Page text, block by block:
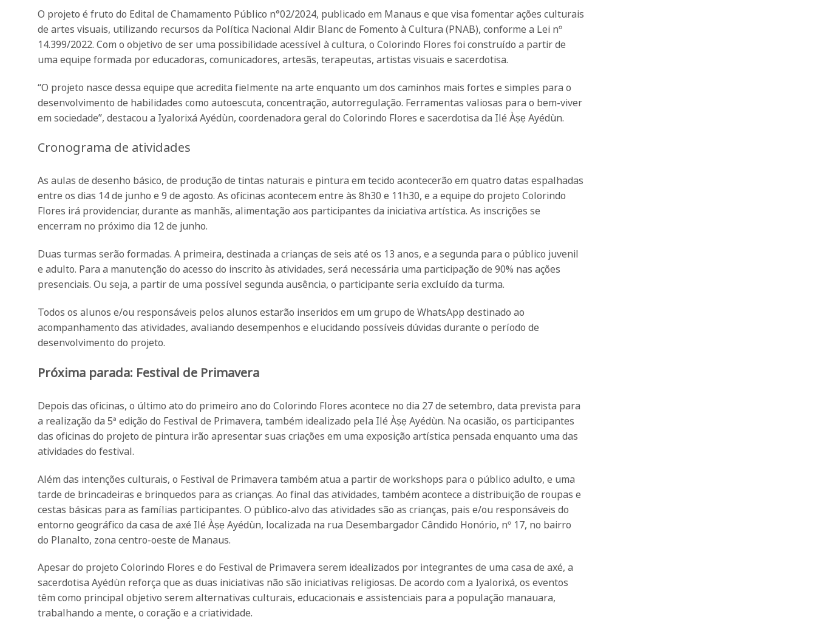
O projeto é fruto do Edital de Chamamento Público n°02/2024, publicado em Manaus e que visa fomentar ações culturais
de artes visuais, utilizando recursos da Política Nacional Aldir Blanc de Fomento à Cultura (PNAB), conforme a Lei nº
14.399/2022. Com o objetivo de ser uma possibilidade acessível à cultura, o Colorindo Flores foi construído a partir de
uma equipe formada por educadoras, comunicadores, artesãs, terapeutas, artistas visuais e sacerdotisa.
“O projeto nasce dessa equipe que acredita fielmente na arte enquanto um dos caminhos mais fortes e simples para o
desenvolvimento de habilidades como autoescuta, concentração, autorregulação. Ferramentas valiosas para o bem-viver
em sociedade”, destacou a Iyalorixá Ayédùn, coordenadora geral do Colorindo Flores e sacerdotisa da Ilé Àṣẹ Ayédùn.
Cronograma de atividades
As aulas de desenho básico, de produção de tintas naturais e pintura em tecido acontecerão em quatro datas espalhadas
entre os dias 14 de junho e 9 de agosto. As oficinas acontecem entre às 8h30 e 11h30, e a equipe do projeto Colorindo
Flores irá providenciar, durante as manhãs, alimentação aos participantes da iniciativa artística. As inscrições se
encerram no próximo dia 12 de junho.
Duas turmas serão formadas. A primeira, destinada a crianças de seis até os 13 anos, e a segunda para o público juvenil
e adulto. Para a manutenção do acesso do inscrito às atividades, será necessária uma participação de 90% nas ações
presenciais. Ou seja, a partir de uma possível segunda ausência, o participante seria excluído da turma.
Todos os alunos e/ou responsáveis pelos alunos estarão inseridos em um grupo de WhatsApp destinado ao
acompanhamento das atividades, avaliando desempenhos e elucidando possíveis dúvidas durante o período de
desenvolvimento do projeto.
Próxima parada: Festival de Primavera
Depois das oficinas, o último ato do primeiro ano do Colorindo Flores acontece no dia 27 de setembro, data prevista para
a realização da 5ª edição do Festival de Primavera, também idealizado pela Ilé Àṣẹ Ayédùn. Na ocasião, os participantes
das oficinas do projeto de pintura irão apresentar suas criações em uma exposição artística pensada enquanto uma das
atividades do festival.
Além das intenções culturais, o Festival de Primavera também atua a partir de workshops para o público adulto, e uma
tarde de brincadeiras e brinquedos para as crianças. Ao final das atividades, também acontece a distribuição de roupas e
cestas básicas para as famílias participantes. O público-alvo das atividades são as crianças, pais e/ou responsáveis do
entorno geográfico da casa de axé Ilé Àṣẹ Ayédùn, localizada na rua Desembargador Cândido Honório, nº 17, no bairro
do Planalto, zona centro-oeste de Manaus.
Apesar do projeto Colorindo Flores e do Festival de Primavera serem idealizados por integrantes de uma casa de axé, a
sacerdotisa Ayédùn reforça que as duas iniciativas não são iniciativas religiosas. De acordo com a Iyalorixá, os eventos
têm como principal objetivo serem alternativas culturais, educacionais e assistenciais para a população manauara,
trabalhando a mente, o coração e a criatividade.